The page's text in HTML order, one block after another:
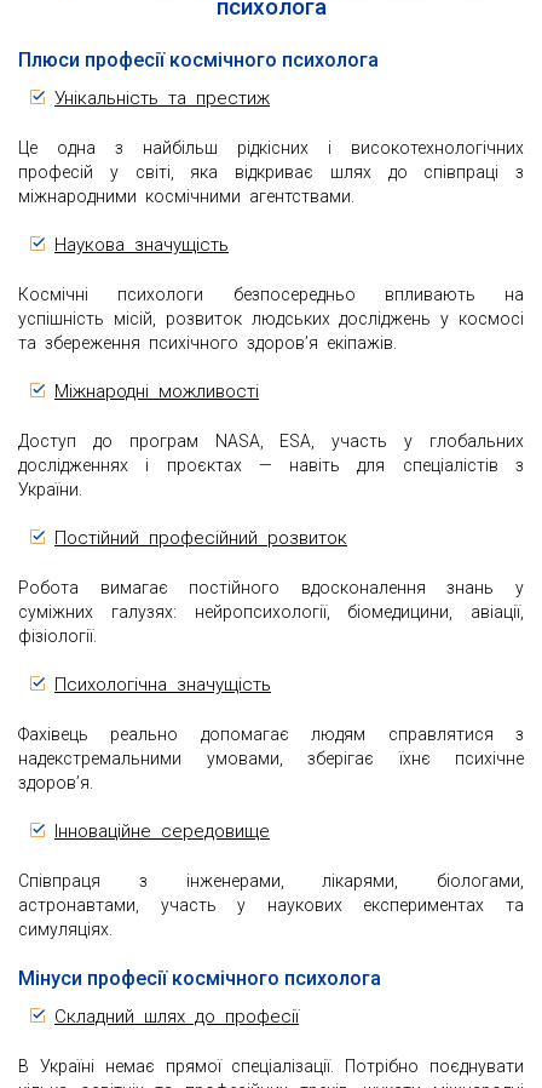
психолога
Плюси професії космічного психолога
Унікальність та престиж
Це одна з найбільш рідкісних і високотехнологічних
професій у світі, яка відкриває шлях до співпраці з
міжнародними космічними агентствами.
Наукова значущість
Космічні психологи безпосередньо впливають на
успішність місій, розвиток людських досліджень у космосі
та збереження психічного здоров’я екіпажів.
Міжнародні можливості
Доступ до програм NASA, ESA, участь у глобальних
дослідженнях і проєктах — навіть для спеціалістів з
України.
Постійний професійний розвиток
Робота вимагає постійного вдосконалення знань у
суміжних галузях: нейропсихології, біомедицини, авіації,
фізіології.
Психологічна значущість
Фахівець реально допомагає людям справлятися з
надекстремальними умовами, зберігає їхнє психічне
здоров’я.
Інноваційне середовище
Співпраця з інженерами, лікарями, біологами,
астронавтами, участь у наукових експериментах та
симуляціях.
Мінуси професії космічного психолога
Складний шлях до професії
В Україні немає прямої спеціалізації. Потрібно поєднувати